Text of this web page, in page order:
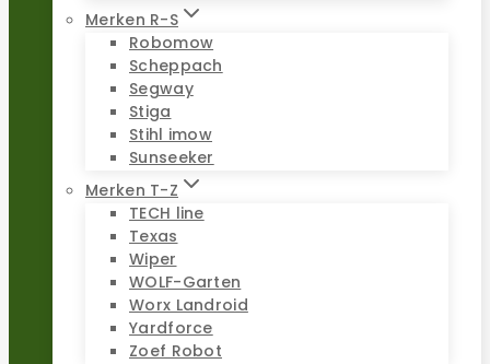
Merken R-S
Robomow
Scheppach
Segway
Stiga
Stihl imow
Sunseeker
Merken T-Z
TECH line
Texas
Wiper
WOLF-Garten
Worx Landroid
Yardforce
Zoef Robot